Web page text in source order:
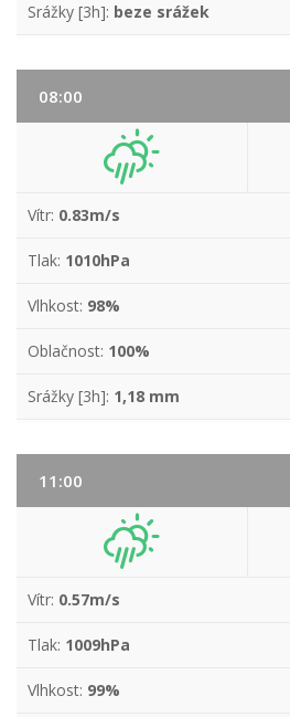
Srážky [3h]: beze srážek
08:00
Vítr: 0.83m/s
Tlak: 1010hPa
Vlhkost: 98%
Oblačnost: 100%
Srážky [3h]: 1,18 mm
11:00
Vítr: 0.57m/s
Tlak: 1009hPa
Vlhkost: 99%